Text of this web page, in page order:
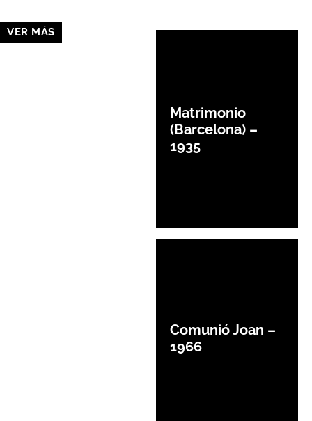
VER MÁS
Matrimonio
(Barcelona) –
1935
Comunió Joan –
1966